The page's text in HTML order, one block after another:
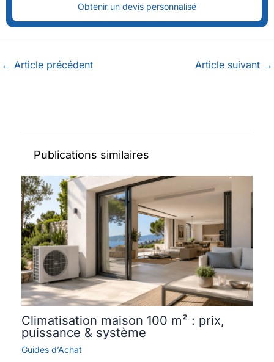
Obtenir un devis personnalisé
← Article précédent Article suivant →
Publications similaires
Climatisation maison 100 m² : prix,
puissance & système
Guides d’Achat